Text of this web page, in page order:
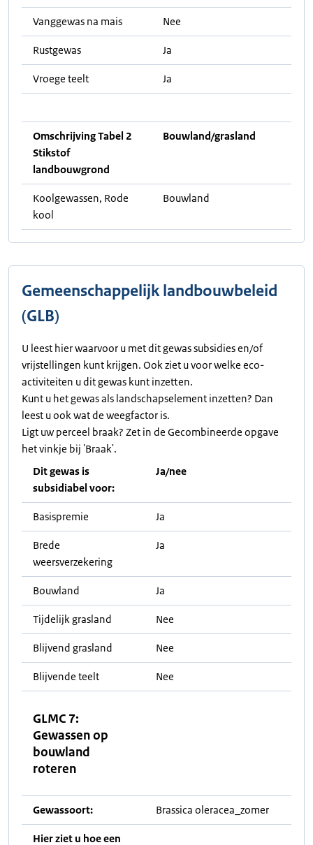
Vanggewas na mais Nee
Rustgewas Ja
Vroege teelt Ja
Omschrijving Tabel 2
Stikstof
landbouwgrond
Bouwland/grasland
Koolgewassen, Rode
kool
Bouwland
Gemeenschappelijk landbouwbeleid
(GLB)
U leest hier waarvoor u met dit gewas subsidies en/of
vrijstellingen kunt krijgen. Ook ziet u voor welke eco-
activiteiten u dit gewas kunt inzetten.
Kunt u het gewas als landschapselement inzetten? Dan
leest u ook wat de weegfactor is.
Ligt uw perceel braak? Zet in de Gecombineerde opgave
het vinkje bij 'Braak'.
Dit gewas is
subsidiabel voor:
Ja/nee
Basispremie Ja
Brede
weersverzekering
Ja
Bouwland Ja
Tijdelijk grasland Nee
Blijvend grasland Nee
Blijvende teelt Nee
GLMC 7:
Gewassen op
bouwland
roteren
Gewassoort: Brassica oleracea_zomer
Hier ziet u hoe een